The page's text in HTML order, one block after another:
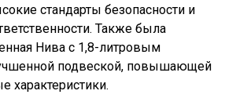
стандарты безопасности и
Также была
Нива с 1,8-литровым
подвеской, повышающей
характеристики.